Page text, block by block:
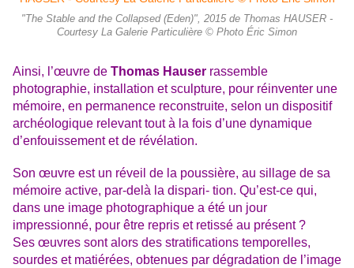
"The Stable and the Collapsed (Eden)", 2015 de Thomas HAUSER -
Courtesy La Galerie Particulière © Photo Éric Simon
Ainsi, l’œuvre de Thomas Hauser rassemble
photographie, installation et sculpture, pour réinventer une
mémoire, en permanence reconstruite, selon un dispositif
archéologique relevant tout à la fois d’une dynamique
d’enfouissement et de révélation.
Son œuvre est un réveil de la poussière, au sillage de sa
mémoire active, par-delà la dispari- tion. Qu’est-ce qui,
dans une image photographique a été un jour
impressionné, pour être repris et retissé au présent ?
Ses œuvres sont alors des stratifications temporelles,
sourdes et matiérées, obtenues par dégradation de l’image